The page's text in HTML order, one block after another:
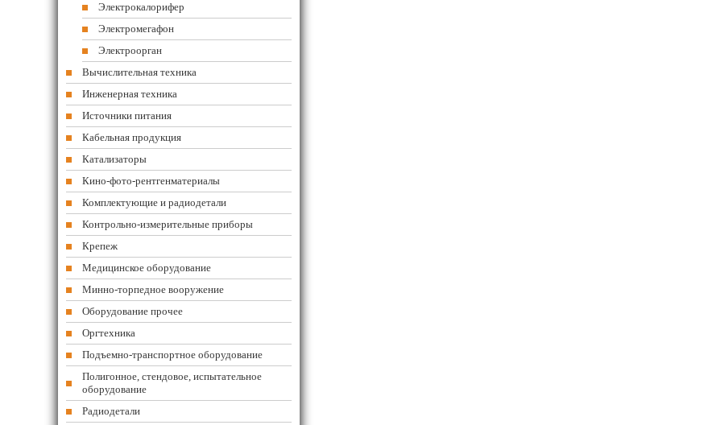
Электрокалорифер
Электромегафон
Электроорган
Вычислительная техника
Инженерная техника
Источники питания
Кабельная продукция
Катализаторы
Кино-фото-рентгенматериалы
Комплектующие и радиодетали
Контрольно-измерительные приборы
Крепеж
Медицинское оборудование
Минно-торпедное вооружение
Оборудование прочее
Оргтехника
Подъемно-транспортное оборудование
Полигонное, стендовое, испытательное
оборудование
Радиодетали